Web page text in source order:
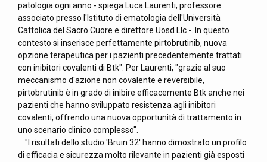
patologia ogni anno - spiega Luca Laurenti, professore
associato presso l'Istituto di ematologia dell'Università
Cattolica del Sacro Cuore e direttore Uosd Llc -. In questo
contesto si inserisce perfettamente pirtobrutinib, nuova
opzione terapeutica per i pazienti precedentemente trattati
con inibitori covalenti di Btk". Per Laurenti, "grazie al suo
meccanismo d'azione non covalente e reversibile,
pirtobrutinib è in grado di inibire efficacemente Btk anche nei
pazienti che hanno sviluppato resistenza agli inibitori
covalenti, offrendo una nuova opportunità di trattamento in
uno scenario clinico complesso".
"I risultati dello studio 'Bruin 32' hanno dimostrato un profilo
di efficacia e sicurezza molto rilevante in pazienti già esposti